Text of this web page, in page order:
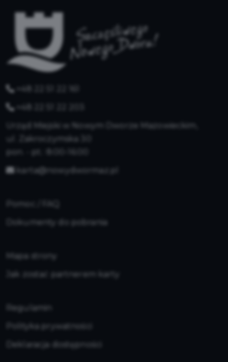
+48 22 51 22 161
+48 22 51 22 203
Urząd Miejski w Nowym Dworze Mazowieckim,
karta@nowydwormaz.pl
Dokumenty do pobrania
Mapa strony
Jak zostać partnerem karty
Regulamin
Polityka prywatności
Deklaracja dostępności